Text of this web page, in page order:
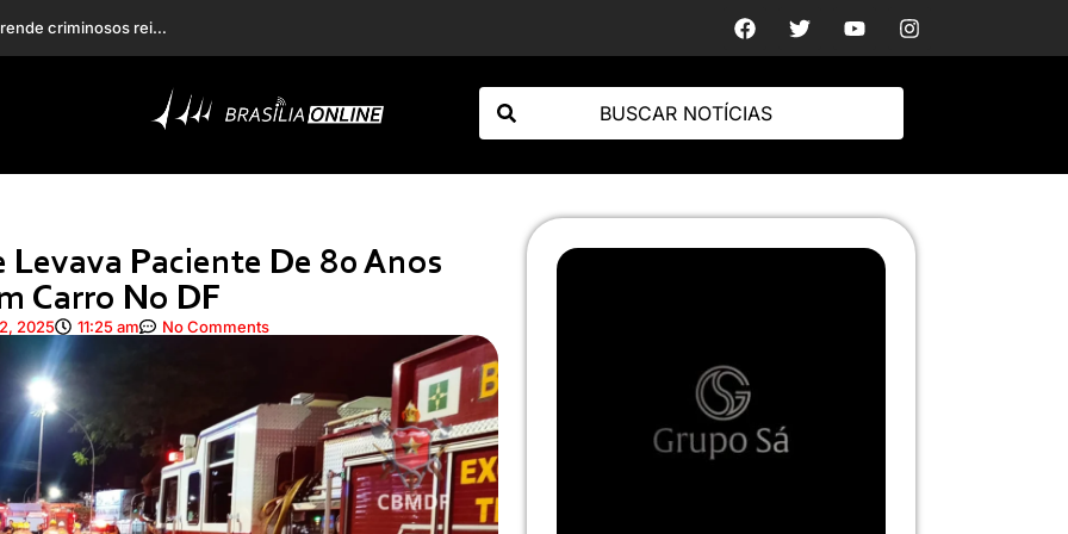
de estupro
Paciente De 80 Anos
Carro No DF
2025 11:25 am No Comments